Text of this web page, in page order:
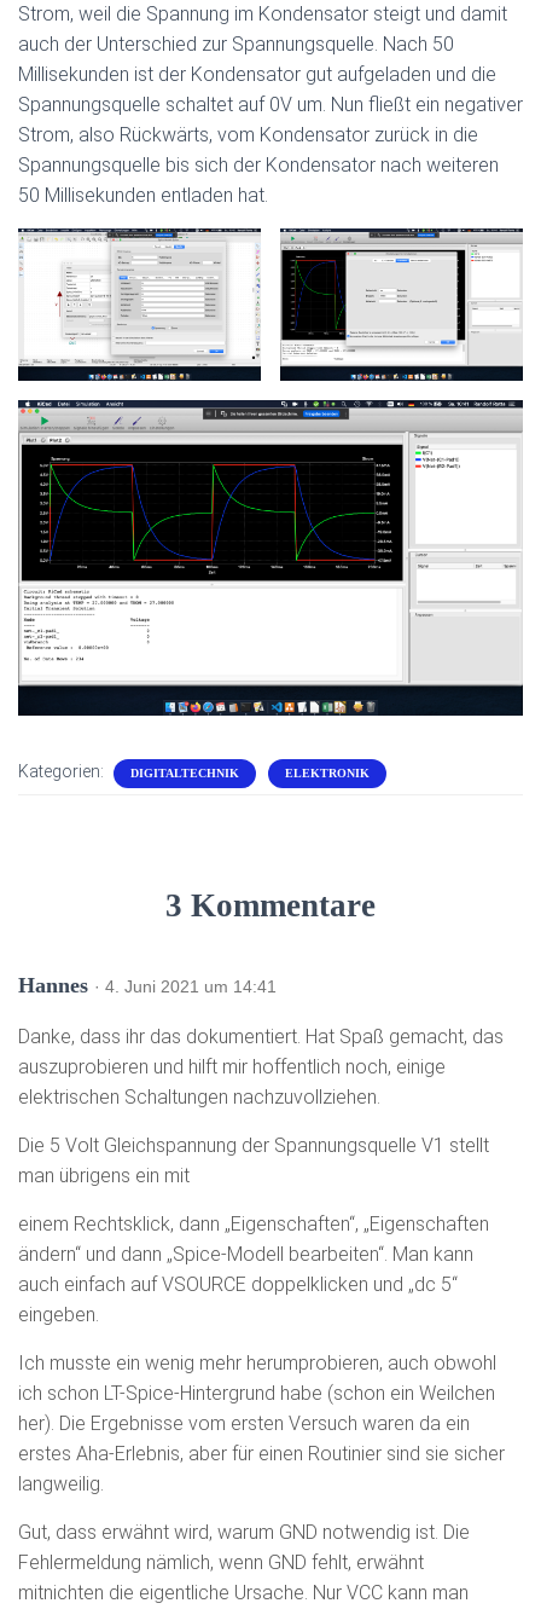
Strom, weil die Spannung im Kondensator steigt und damit
auch der Unterschied zur Spannungsquelle. Nach 50
Millisekunden ist der Kondensator gut aufgeladen und die
Spannungsquelle schaltet auf 0V um. Nun fließt ein negativer
Strom, also Rückwärts, vom Kondensator zurück in die
Spannungsquelle bis sich der Kondensator nach weiteren
50 Millisekunden entladen hat.
Kategorien: DIGITALTECHNIK ELEKTRONIK
3 Kommentare
Hannes · 4. Juni 2021 um 14:41
Danke, dass ihr das dokumentiert. Hat Spaß gemacht, das
auszuprobieren und hilft mir hoffentlich noch, einige
elektrischen Schaltungen nachzuvollziehen.
Die 5 Volt Gleichspannung der Spannungsquelle V1 stellt
man übrigens ein mit
einem Rechtsklick, dann „Eigenschaften“, „Eigenschaften
ändern“ und dann „Spice-Modell bearbeiten“. Man kann
auch einfach auf VSOURCE doppelklicken und „dc 5“
eingeben.
Ich musste ein wenig mehr herumprobieren, auch obwohl
ich schon LT-Spice-Hintergrund habe (schon ein Weilchen
her). Die Ergebnisse vom ersten Versuch waren da ein
erstes Aha-Erlebnis, aber für einen Routinier sind sie sicher
langweilig.
Gut, dass erwähnt wird, warum GND notwendig ist. Die
Fehlermeldung nämlich, wenn GND fehlt, erwähnt
mitnichten die eigentliche Ursache. Nur VCC kann man